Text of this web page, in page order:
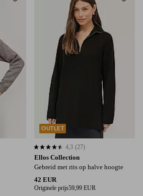
Ellos Collection
Gebreid met rits op halve hoogte
42 EUR
Originele prijs59,99 EUR
4,3 op basis van 27 beoordelingen
4,3 (27)
OUTLET
42/44